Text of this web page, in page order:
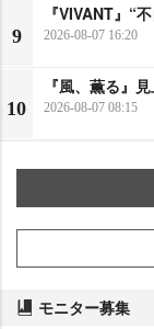
9
『VIVANT』“
2026-08-07 16:20
10
『風、薫る』
2026-08-07 08:15
モニター募集